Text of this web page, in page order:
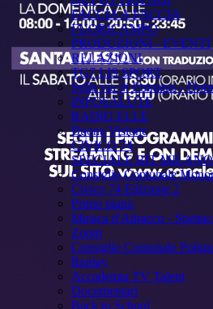
FACCIA A FACCIA
FUORICAMPO
PRODUZIONI - EVENTI
RELAZIONI
TG7 LIS SPORT
Sulla via di Emmaus -
INFOSALUTE
RADIO ELLE
Buona Visione
CIVICO 74
SPECIALE BIT MILANO
Consiglio Comunale
Civico 74 Edizione 2
Primo piano
Musica d'Attracco -
Zoom
Consiglio Comunale
Replay
Accademia TV Talent
Documentari
Back to School